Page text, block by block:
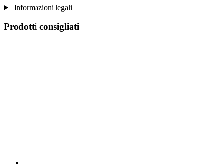
Informazioni legali
Prodotti consigliati